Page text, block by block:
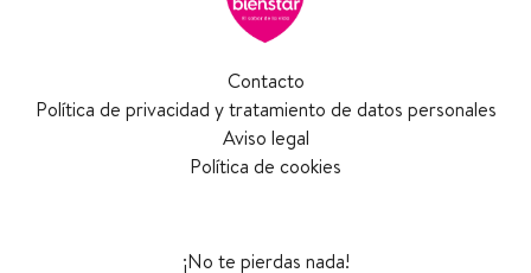
Contacto
Política de privacidad y tratamiento de datos personales
Aviso legal
Política de cookies
¡No te pierdas nada!